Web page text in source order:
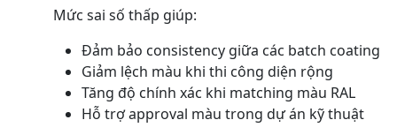
Mức sai số thấp giúp:
Đảm bảo consistency giữa các batch coating
Giảm lệch màu khi thi công diện rộng
Tăng độ chính xác khi matching màu RAL
Hỗ trợ approval màu trong dự án kỹ thuật